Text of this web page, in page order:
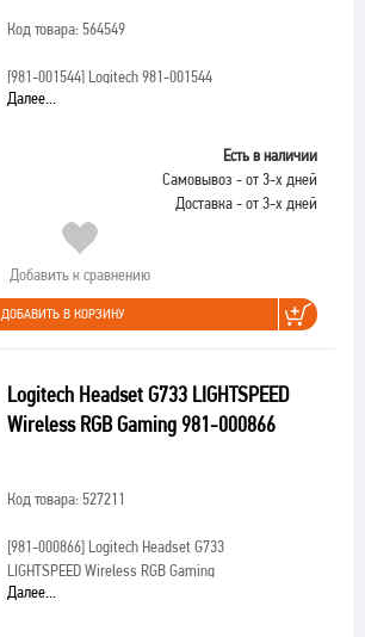
Код товара: 564549
[981-001544] Logitech 981-001544
Далее...
Есть в наличии
Самовывоз - от 3-х дней
Доставка - от 3-х дней
Добавить к сравнению
ДОБАВИТЬ В КОРЗИНУ
Logitech Headset G733 LIGHTSPEED
Wireless RGB Gaming 981-000866
Код товара: 527211
[981-000866] Logitech Headset G733
LIGHTSPEED Wireless RGB Gaming
Далее...